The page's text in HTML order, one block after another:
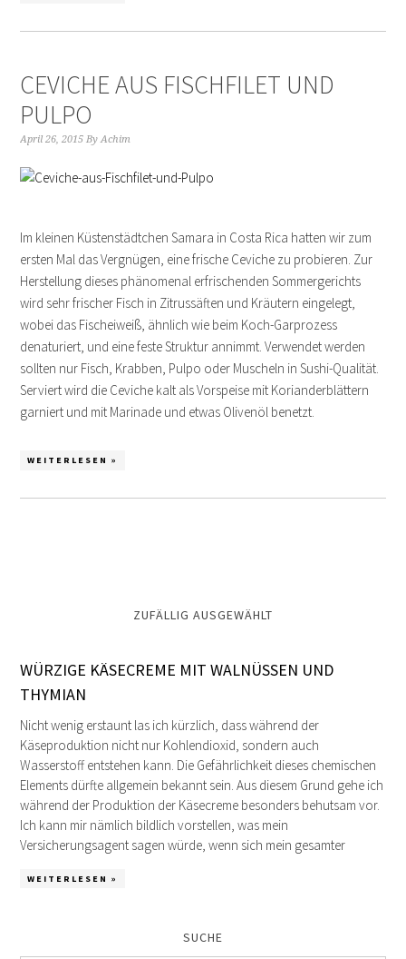
CEVICHE AUS FISCHFILET UND
PULPO
April 26, 2015 ByAchim
Im kleinen Küstenstädtchen Samara in Costa Rica hatten wir zum
ersten Mal das Vergnügen, eine frische Ceviche zu probieren. Zur
Herstellung dieses phänomenal erfrischenden Sommergerichts
wird sehr frischer Fisch in Zitrussäften und Kräutern eingelegt,
wobei das Fischeiweiß, ähnlich wie beim Koch-Garprozess
denaturiert, und eine feste Struktur annimmt. Verwendet werden
sollten nur Fisch, Krabben, Pulpo oder Muscheln in Sushi-Qualität.
Serviert wird die Ceviche kalt als Vorspeise mit Korianderblättern
garniert und mit Marinade und etwas Olivenöl benetzt.
WEITERLESEN »
ZUFÄLLIG AUSGEWÄHLT
WÜRZIGE KÄSECREME MIT WALNÜSSEN UND
THYMIAN
Nicht wenig erstaunt las ich kürzlich, dass während der
Käseproduktion nicht nur Kohlendioxid, sondern auch
Wasserstoff entstehen kann. Die Gefährlichkeit dieses chemischen
Elements dürfte allgemein bekannt sein. Aus diesem Grund gehe ich
während der Produktion der Käsecreme besonders behutsam vor.
Ich kann mir nämlich bildlich vorstellen, was mein
Versicherungsagent sagen würde, wenn sich mein gesamter
WEITERLESEN »
SUCHE